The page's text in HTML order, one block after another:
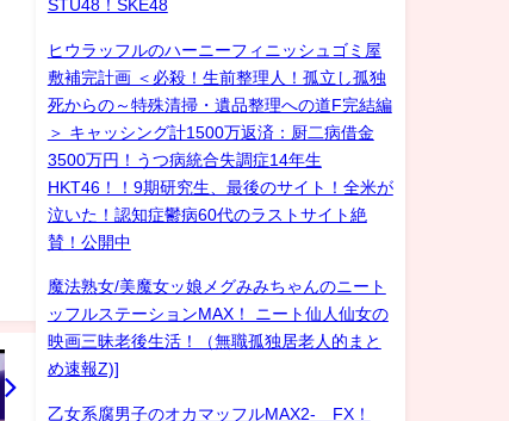
STU48！SKE48
ヒウラッフルのハーニーフィニッシュゴミ屋
敷補完計画 ＜必殺！生前整理人！孤立し孤独
死からの～特殊清掃・遺品整理への道F完結編
＞ キャッシング計1500万返済：厨二病借金
3500万円！うつ病統合失調症14年生
HKT46！！9期研究生、最後のサイト！全米が
泣いた！認知症鬱病60代のラストサイト絶
賛！公開中
魔法熟女/美魔女ッ娘メグみみちゃんのニート
ッフルステーションMAX！ ニート仙人仙女の
映画三昧老後生活！（無職孤独居老人的まと
め速報Z)]
乙女系腐男子のオカマッフルMAX2- FX！